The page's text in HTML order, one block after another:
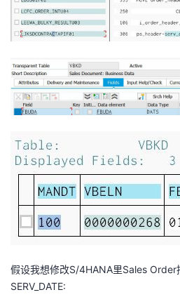
者
堂
的
我
验
收
支
我
技
支
的
声
议
假设我想修改S/4HANA里Sales
SERV_DATE: